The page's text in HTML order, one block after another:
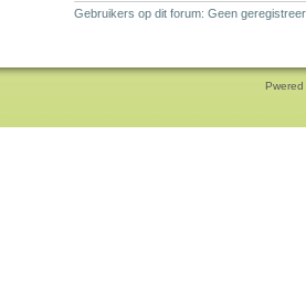
Gebruikers op dit forum: Geen